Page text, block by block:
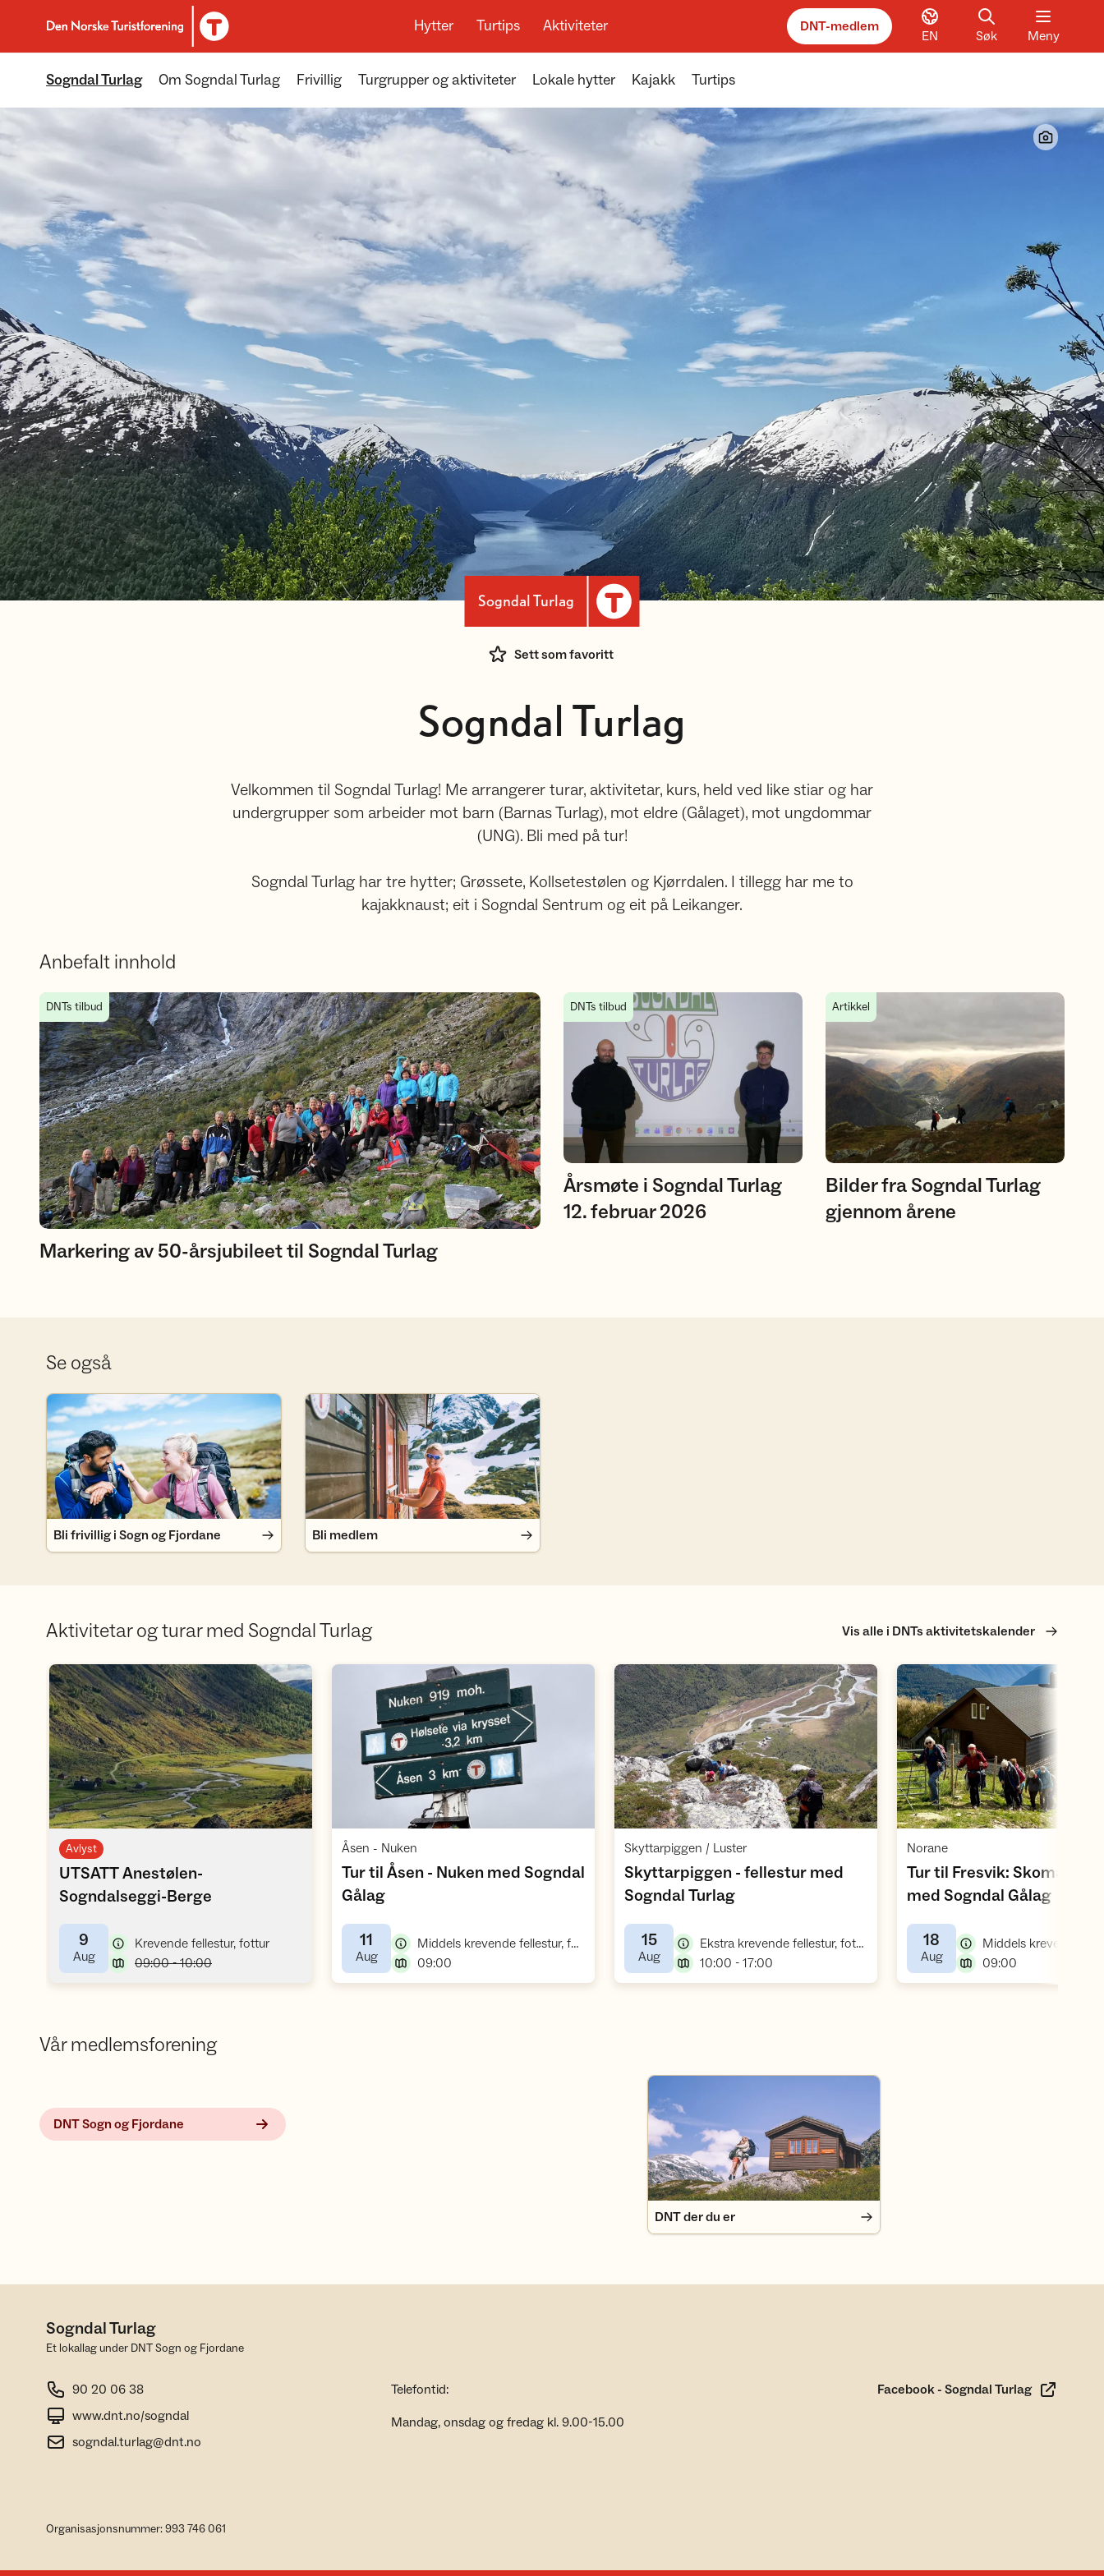
Til DNT.no forside
Hytter Turtips Aktiviteter DNT-medlem
EN Søk Meny
Sogndal Turlag Om Sogndal Turlag Frivillig Turgrupper og aktiviteter Lokale hytter Kajakk Turtips
Sogndal Turlag
Sett som favoritt
Sogndal Turlag
Velkommen til Sogndal Turlag! Me arrangerer turar, aktivitetar, kurs, held ved like stiar og har
undergrupper som arbeider mot barn (Barnas Turlag), mot eldre (Gålaget), mot ungdommar
(UNG). Bli med på tur!
Sogndal Turlag har tre hytter; Grøssete, Kollsetestølen og Kjørrdalen. I tillegg har me to
kajakknaust; eit i Sogndal Sentrum og eit på Leikanger.
Anbefalt innhold
Markering av 50-årsjubileet til Sogndal Turlag
DNTs tilbud
Markering av 50-årsjubileet til Sogndal Turlag
Årsmøte i Sogndal Turlag 12. februar 2026
DNTs tilbud
Årsmøte i Sogndal Turlag
12. februar 2026
Bilder fra Sogndal Turlag gjennom årene
Artikkel
Bilder fra Sogndal Turlag
gjennom årene
Se også
Bli frivillig i Sogn og Fjordane
Bli frivillig i Sogn og Fjordane
Bli medlem
Bli medlem
Aktivitetar og turar med Sogndal Turlag Vis alle i DNTs aktivitetskalender
Åpne aktivitet
Avlyst
UTSATT Anestølen-
Sogndalseggi-Berge
9
Aug,
Krevende fellestur, fottur,
09:00 - 10:00,
Åpne aktivitet
Åsen - Nuken
Tur til Åsen - Nuken med Sogndal
Gålag,
11
Aug,
Middels krevende fellestur, fottur
09:00
Åpne aktivitet
Skyttarpiggen / Luster,
Skyttarpiggen - fellestur med
Sogndal Turlag,
15
Aug,
Ekstra krevende fellestur, fottur
10:00 - 17:00
Åpne
Norane,
Tur til Fresvik:
med Sogndal Gålag,
18
Aug, 09:00
Vår medlemsforening
DNT Sogn og Fjordane
DNT der du er
DNT der du er
Sogndal Turlag
Et lokallag under DNT Sogn og Fjordane
90 20 06 38
www.dnt.no/sogndal
sogndal.turlag@dnt.no
Telefontid:
Mandag, onsdag og fredag kl. 9.00-15.00
Facebook - Sogndal Turlag
Organisasjonsnummer: 993 746 061